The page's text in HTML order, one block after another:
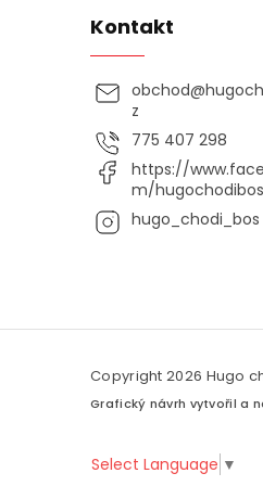
Kontakt
obchod@
z
775 407 298
https://
m/hugochodibos
hugo_chodi_bos
Copyright 2026 Hugo
Grafický návrh vytvořil a
Select Language ▼